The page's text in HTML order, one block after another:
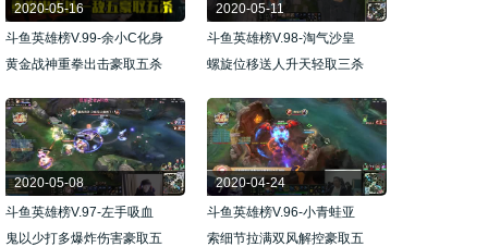
2020-05-16
斗鱼英雄榜V.99-余小C化身
黄金战神重拳出击豪取五杀
2020-05-11
斗鱼英雄榜V.98-淘气沙皇
螺旋位移送人升天轻取三杀
2020-05-08
斗鱼英雄榜V.97-左手吸血
鬼以少打多爆炸伤害豪取五
2020-04-24
斗鱼英雄榜V.96-小青蛙亚
索细节拉满双风解控豪取五